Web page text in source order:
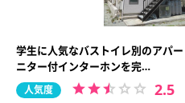
学生に人気なバストイレ別のアパ
ニター付インターホンを完…
人気度 2.5